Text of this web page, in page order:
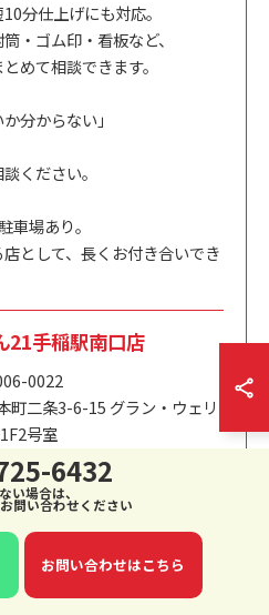
分仕上げにも対応。
・ゴム印・看板など、
めて相談できます。
分からない」
ください。
車場あり。
として、長くお付き合いでき
21手稲駅南口店
0022
町二条3-6-15 グラン・ウェリ
号室
6432
す。 お問合せはメールも
い申し上げます
6432
い場合は、
問い合わせください
お問い合わせはこちら